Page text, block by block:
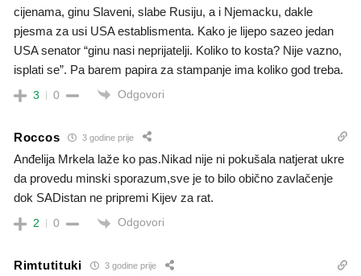
cijenama, ginu Slaveni, slabe Rusiju, a i Njemacku, dakle
pjesma za usi USA establismenta. Kako je lijepo sazeo jedan
USA senator “ginu nasi neprijatelji. Koliko to kosta? Nije vazno,
isplati se”. Pa barem papira za stampanje ima koliko god treba.
3 0 Odgovori
Roccos 3 godine prije
Anđelija Mrkela laže ko pas.Nikad nije ni pokušala natjerat ukre
da provedu minski sporazum,sve je to bilo obično zavlačenje
dok SADistan ne pripremi Kijev za rat.
2 0 Odgovori
Rimtutituki 3 godine prije